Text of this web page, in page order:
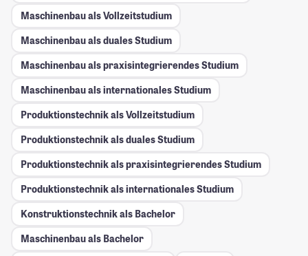
Maschinenbau als Vollzeitstudium
Maschinenbau als duales Studium
Maschinenbau als praxisintegrierendes Studium
Maschinenbau als internationales Studium
Produktionstechnik als Vollzeitstudium
Produktionstechnik als duales Studium
Produktionstechnik als praxisintegrierendes Studium
Produktionstechnik als internationales Studium
Konstruktionstechnik als Bachelor
Maschinenbau als Bachelor